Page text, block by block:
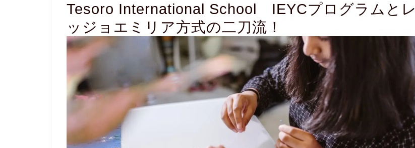
Tesoro International School IEYCプログラムとレ
ッジョエミリア方式の二刀流！